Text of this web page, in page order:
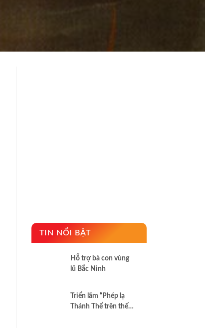
TIN NỔI BẬT
Hỗ trợ bà con vùng
lũ Bắc Ninh
Triển lãm “Phép lạ
Thánh Thể trên thế